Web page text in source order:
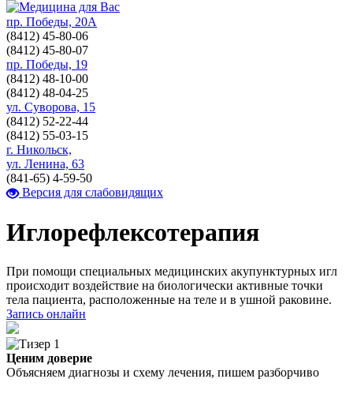
пр. Победы, 20А
(8412) 45-80-06
(8412) 45-80-07
пр. Победы, 19
(8412) 48-10-00
(8412) 48-04-25
ул. Суворова, 15
(8412) 52-22-44
(8412) 55-03-15
г. Никольск,
ул. Ленина, 63
(841-65) 4-59-50
Версия для слабовидящих
Иглорефлексотерапия
При помощи специальных медицинских акупунктурных игл
происходит воздействие на биологически активные точки
тела пациента, расположенные на теле и в ушной раковине.
Запись онлайн
Ценим доверие
Объясняем диагнозы и схему лечения, пишем разборчиво